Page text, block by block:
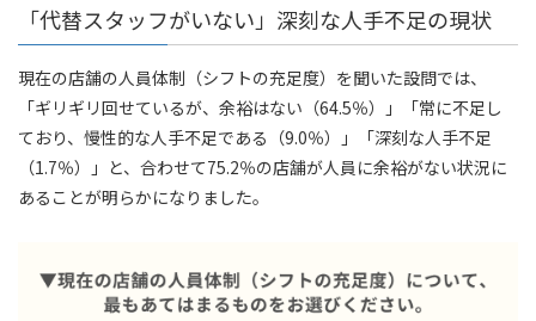
「代替スタッフがいない」深刻な人手不足の現状
現在の店舗の人員体制（シフトの充足度）を聞いた設問では、
「ギリギリ回せているが、余裕はない（64.5％）」「常に不足し
ており、慢性的な人手不足である（9.0％）」「深刻な人手不足
（1.7％）」と、合わせて75.2％の店舗が人員に余裕がない状況に
あることが明らかになりました。